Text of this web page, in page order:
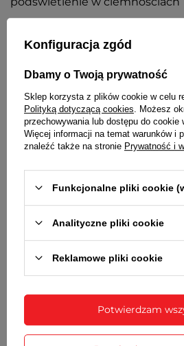
Szkiełko mineralne płaskie o
KOPERTA
Metalowa, nierdzewna.
BEZEL / PIERŚCIEŃ
Metalowy, pokryty odporną na
kolorze żółtego złota
TARCZA
Kolor srebrny, indeksy i
BRANSOLETA
Stalowa, nierdzewna,
Pełne, zamknięte, z
DATOWNIK
Konfiguracja zgód
Dbamy o Twoją prywatność
Sklep korzysta z plików cookie w celu
Polityką dotyczącą cookies . Możesz
przechowywania lub dostępu do cookie
Więcej informacji na temat warunków i
znaleźć także na stronie Prywatność i
Funkcjonalne pliki cookie
Analityczne pliki cookie
Reklamowe pliki cookie
Potwierdzam